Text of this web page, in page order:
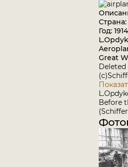
Год: 1914
Great
Before